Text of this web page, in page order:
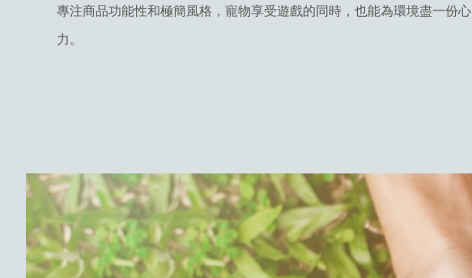
專注商品功能性和極簡風格，寵物享受遊戲的同時，也能為環境盡一份心
力。